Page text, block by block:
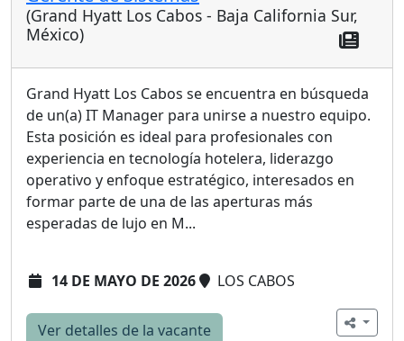
(Grand Hyatt Los Cabos - Baja California Sur,
México)
Grand Hyatt Los Cabos se encuentra en búsqueda
de un(a) IT Manager para unirse a nuestro equipo.
Esta posición es ideal para profesionales con
experiencia en tecnología hotelera, liderazgo
operativo y enfoque estratégico, interesados en
formar parte de una de las aperturas más
esperadas de lujo en M...
14 DE MAYO DE 2026 LOS CABOS
Ver detalles de la vacante